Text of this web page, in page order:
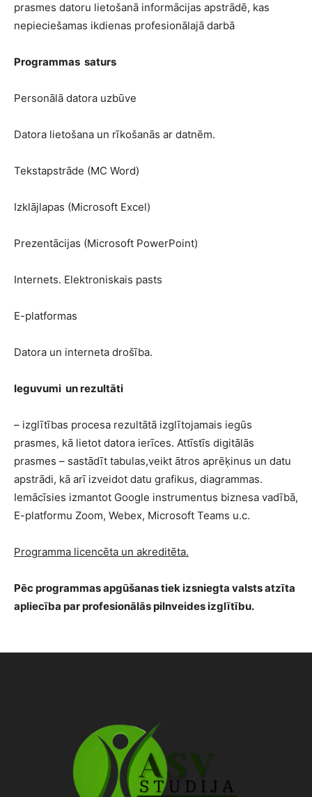
prasmes datoru lietošanā informācijas apstrādē, kas
nepieciešamas ikdienas profesionālajā darbā
Programmas saturs
Personālā datora uzbūve
Datora lietošana un rīkošanās ar datnēm.
Tekstapstrāde (MC Word)
Izklājlapas (Microsoft Excel)
Prezentācijas (Microsoft PowerPoint)
Internets. Elektroniskais pasts
E-platformas
Datora un interneta drošība.
Ieguvumi un rezultāti
– izglītības procesa rezultātā izglītojamais iegūs
prasmes, kā lietot datora ierīces. Attīstīs digitālās
prasmes – sastādīt tabulas,veikt ātros aprēķinus un datu
apstrādi, kā arī izveidot datu grafikus, diagrammas.
Iemācīsies izmantot Google instrumentus biznesa vadībā,
E-platformu Zoom, Webex, Microsoft Teams u.c.
Programma licencēta un akreditēta.
Pēc programmas apgūšanas tiek izsniegta valsts atzīta
apliecība par profesionālās pilnveides izglītību.